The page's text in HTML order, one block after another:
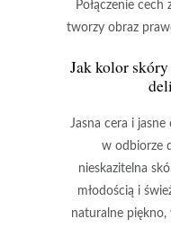
Połączenie
tworzy obraz
Jak kolor
Jasna cera i jasne
w odbiorze
nieskazitelna
młodością i
naturalne